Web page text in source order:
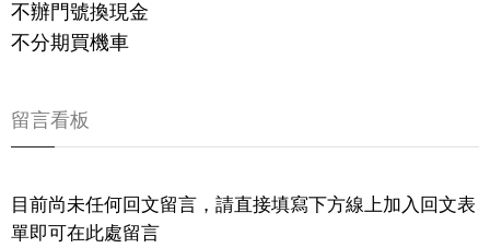
不辦門號換現金
不分期買機車
留言看板
目前尚未任何回文留言，請直接填寫下方線上加入回文表
單即可在此處留言